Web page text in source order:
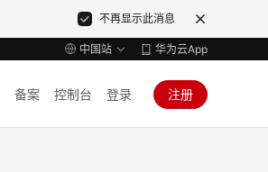
不再显示此消息
中国站 华为云App
备案 控制台 登录 注册